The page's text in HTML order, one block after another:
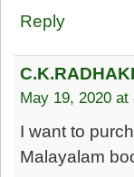
Reply
May 19, 2020 at
I want to
Malayalam